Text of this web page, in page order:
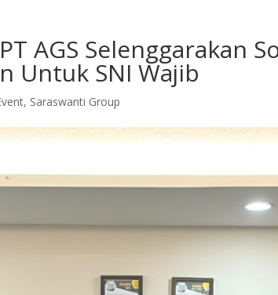
AGS Selenggarakan
Untuk SNI Wajib
, Saraswanti Group